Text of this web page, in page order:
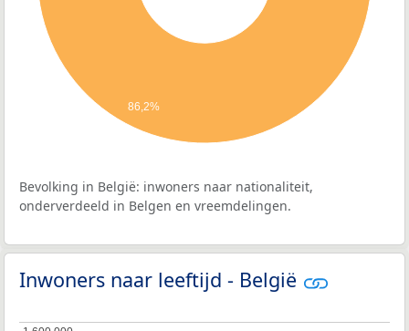
86,2%
Bevolking in België: inwoners naar nationaliteit,
onderverdeeld in Belgen en vreemdelingen.
Inwoners naar leeftijd - België